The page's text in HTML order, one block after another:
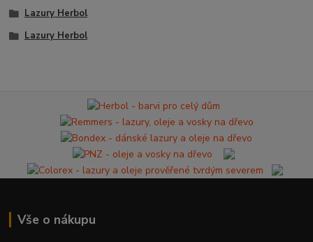
Lazury Herbol
Lazury Herbol
Vše o nákupu